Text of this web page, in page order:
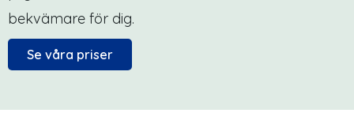
bekvämare för dig.
Se våra priser